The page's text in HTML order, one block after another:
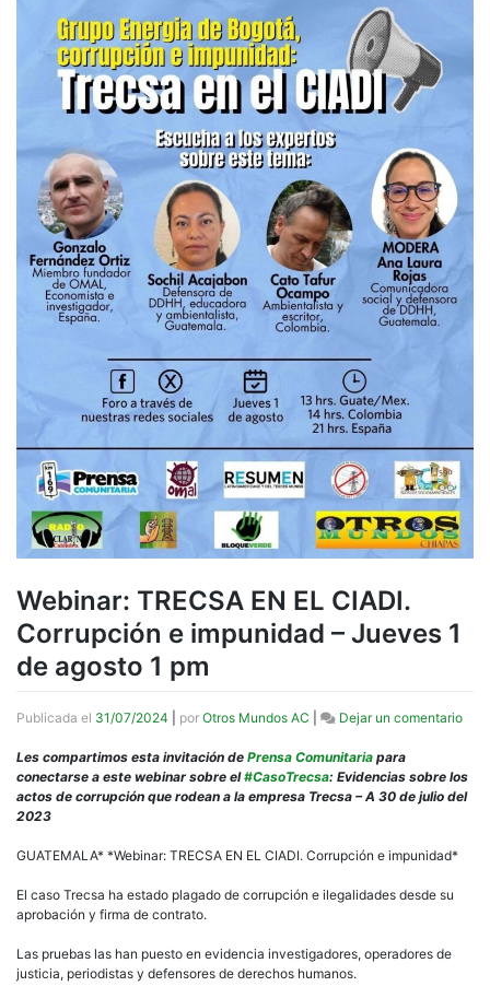
Webinar: TRECSA EN EL CIADI.
Corrupción e impunidad – Jueves 1
de agosto 1 pm
Publicada el 31/07/2024 por Otros Mundos AC Dejar un comentarioen
EN
EL
Les compartimos esta invitación de Prensa Comunitaria para
conectarse a este webinar sobre el#CasoTrecsa: Evidencias sobre los
actos de corrupción que rodean a la empresa Trecsa – A 30 de julio del
2023
GUATEMALA* *Webinar: TRECSA EN EL CIADI. Corrupción e impunidad*
El caso Trecsa ha estado plagado de corrupción e ilegalidades desde su
aprobación y firma de contrato.
Las pruebas las han puesto en evidencia investigadores, operadores de
justicia, periodistas y defensores de derechos humanos.